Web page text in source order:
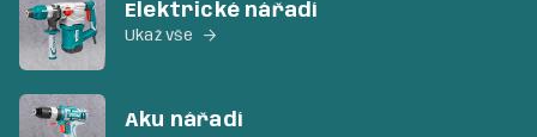
Elektrické nářadí
Ukaž vše 
Aku nářadí